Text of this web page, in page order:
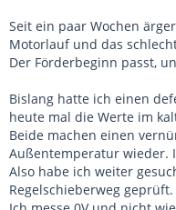
Seit ein paar Wochen
Motorlauf und das
Der Förderbeginn passt,
Bislang hatte ich einen
heute mal die Werte im
Beide machen einen
Außentemperatur wieder.
Also habe ich weiter
Regelschieberweg geprüft.